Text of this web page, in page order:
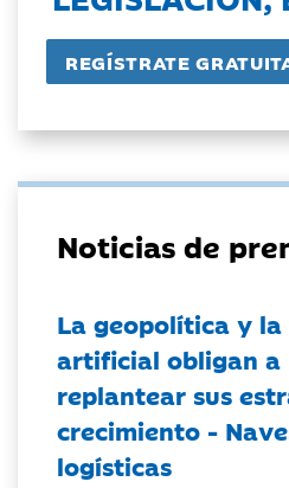
Noticias de
La geopolítica y
artificial obligan a
replantear sus
crecimiento -
logísticas